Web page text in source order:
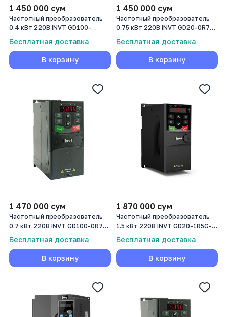
1 450 000сум
Частотный преобразователь
0.4 кВт 220В INVT GD100-
Бесплатная доставка
В корзину
1 450 000 сум
Частотный преобразователь
0.75 кВт 220В INVT GD20-0R7G-
Бесплатная доставка
В корзину
1 470 000сум
Частотный преобразователь
0.7 кВт 220В INVT GD100-0R7G-
Бесплатная доставка
В корзину
1 870 000 сум
Частотный преобразователь
1.5 кВт 220В INVT GD20-1R5G-
Бесплатная доставка
В корзину